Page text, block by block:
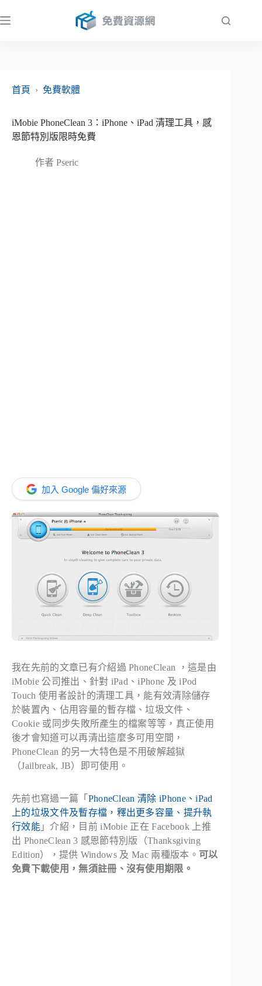
至
首頁
› 免費軟體
iMobie PhoneClean 3：iPhone、iPad 清理工具，感
恩節特別版限時免費
作者 Pseric
加入 Google 偏好來源
我在先前的文章已有介紹過 PhoneClean ，這是由
iMobie 公司推出、針對 iPad、iPhone 及 iPod
Touch 使用者設計的清理工具，能有效清除儲存
於裝置內、佔用容量的暫存檔、垃圾文件、
Cookie 或同步失敗所產生的檔案等等，真正使用
後才會知道可以再清出這麼多可用空間，
PhoneClean 的另一大特色是不用破解越獄
（Jailbreak, JB）即可使用。
先前也寫過一篇「 PhoneClean 清除 iPhone、iPad
上的垃圾文件及暫存檔，釋出更多容量、提升執
行效能 」介紹，目前 iMobie 正在 Facebook 上推
出 PhoneClean 3 感恩節特別版（Thanksgiving
Edition），提供 Windows 及 Mac 兩種版本。 可以
免費下載使用，無須註冊、沒有使用期限。